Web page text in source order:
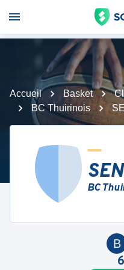
Accueil Basket
BC Thuirinois
BC
B
6